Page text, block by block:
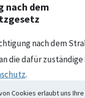
Cookies erlaubt uns
nach dem
nach dem
die dafür zuständige
.